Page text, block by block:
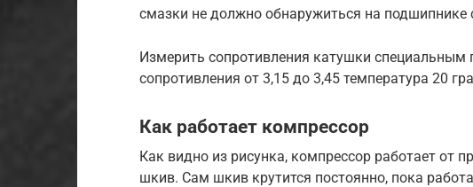
смазки не должно обнаружиться на подшипнике
Измерить сопротивления катушки
сопротивления от 3,15 до 3,45 температура 20
Как работает компрессор
Как видно из рисунка, компрессор работает от
шкив. Сам шкив крутится постоянно, пока